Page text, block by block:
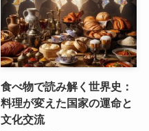
食べ物で読み解く世界史：
料理が変えた国家の運命と
文化交流